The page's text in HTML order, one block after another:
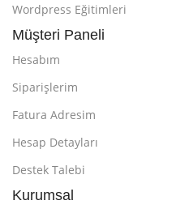
Wordpress Eğitimleri
Müşteri Paneli
Hesabım
Siparişlerim
Fatura Adresim
Hesap Detayları
Destek Talebi
Kurumsal